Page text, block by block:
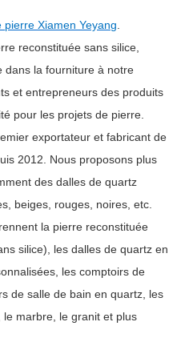
pierre Xiamen Yeyang
reconstituée sans silice,
dans la fourniture à notre
et entrepreneurs des produits
pour les projets de pierre.
exportateur et fabricant de
2012. Nous proposons plus
des dalles de quartz
beiges, rouges, noires, etc.
la pierre reconstituée
silice), les dalles de quartz en
les comptoirs de
de salle de bain en quartz, les
marbre, le granit et plus